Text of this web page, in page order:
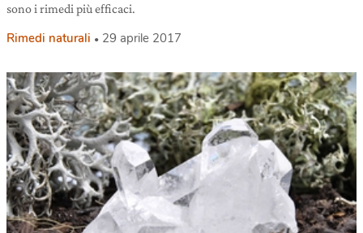
sono i rimedi più efficaci.
Rimedi naturali 29 aprile 2017